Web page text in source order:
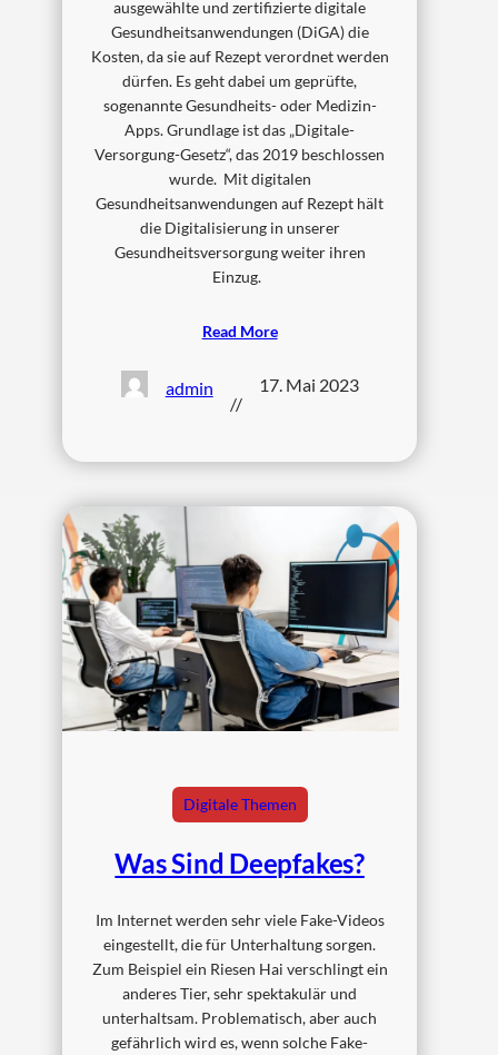
ausgewählte und zertifizierte digitale
Gesundheitsanwendungen (DiGA) die
Kosten, da sie auf Rezept verordnet werden
dürfen. Es geht dabei um geprüfte,
sogenannte Gesundheits- oder Medizin-
Apps. Grundlage ist das „Digitale-
Versorgung-Gesetz“, das 2019 beschlossen
wurde. Mit digitalen
Gesundheitsanwendungen auf Rezept hält
die Digitalisierung in unserer
Gesundheitsversorgung weiter ihren
Einzug.
Read More
admin
//
17. Mai 2023
Digitale Themen
Was Sind Deepfakes?
Im Internet werden sehr viele Fake-Videos
eingestellt, die für Unterhaltung sorgen.
Zum Beispiel ein Riesen Hai verschlingt ein
anderes Tier, sehr spektakulär und
unterhaltsam. Problematisch, aber auch
gefährlich wird es, wenn solche Fake-